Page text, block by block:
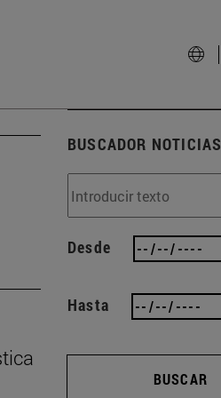
BUSCADOR NOTICIAS
Desde
Hasta
BUSCAR